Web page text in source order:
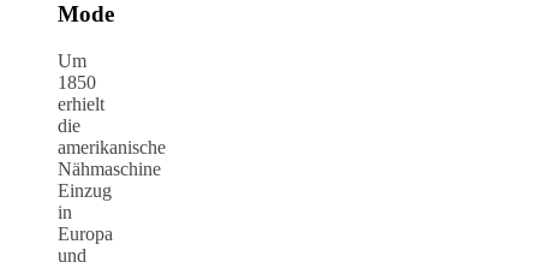
Mode
Um
1850
erhielt
die
amerikanische
Nähmaschine
Einzug
in
Europa
und